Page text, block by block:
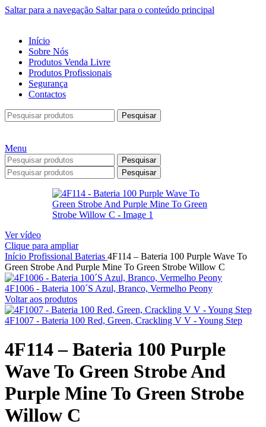
Saltar para a navegação Saltar para o conteúdo principal
Início
Sobre Nós
Produtos Venda Livre
Produtos Profissionais
Segurança
Contactos
Pesquisar
Menu
Pesquisar
Pesquisar
Ver vídeo
Clique para ampliar
Início Profissional Baterias 4F114 – Bateria 100 Purple Wave To
Green Strobe And Purple Mine To Green Strobe Willow C
4F1006 - Bateria 100´S Azul, Branco, Vermelho Peony
Voltar aos produtos
4F1007 - Bateria 100 Red, Green, Crackling V V - Young Step
4F114 – Bateria 100 Purple
Wave To Green Strobe And
Purple Mine To Green Strobe
Willow C